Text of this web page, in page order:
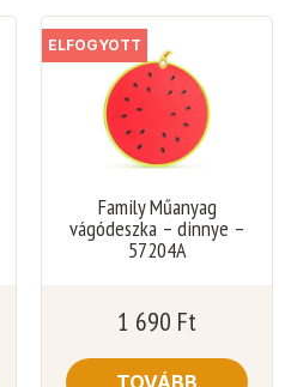
ELFOGYOTT
Family Műanyag
vágódeszka – dinnye –
57204A
1 690 Ft
TOVÁBB